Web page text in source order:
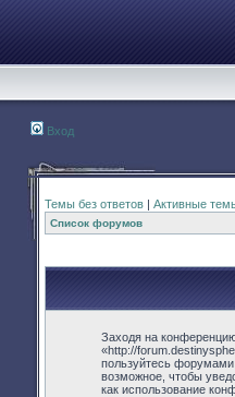
Вход
Темы без ответов | Активные
Список форумов
Заходя на
«http://
пользуйтесь форумами
возможное, чтобы
как использование